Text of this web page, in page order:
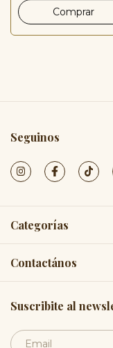
Seguinos
Categorías
Contactános
Suscribite al